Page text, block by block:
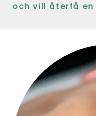
och vill återfå